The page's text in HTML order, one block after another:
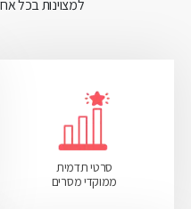
למצוינות בכל
סרטי תדמית
ממוקדי מסרים